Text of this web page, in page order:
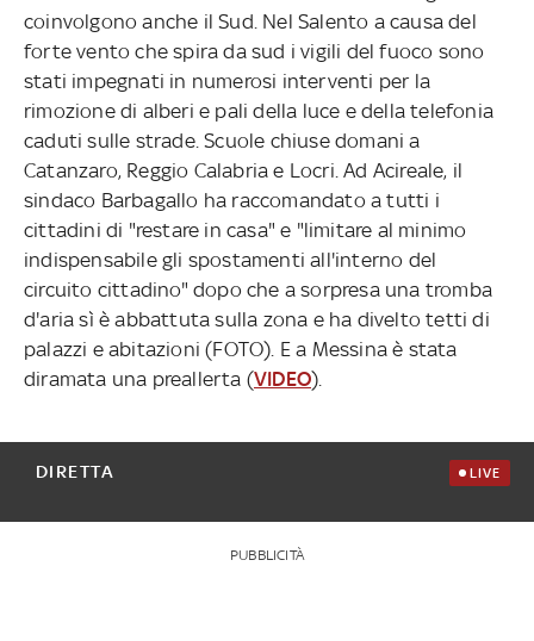
coinvolgono anche il Sud. Nel Salento a causa del
forte vento che spira da sud i vigili del fuoco sono
stati impegnati in numerosi interventi per la
rimozione di alberi e pali della luce e della telefonia
caduti sulle strade. Scuole chiuse domani a
Catanzaro, Reggio Calabria e Locri. Ad Acireale, il
sindaco Barbagallo ha raccomandato a tutti i
cittadini di "restare in casa" e "limitare al minimo
indispensabile gli spostamenti all'interno del
circuito cittadino" dopo che a sorpresa una tromba
d'aria sì è abbattuta sulla zona e ha divelto tetti di
palazzi e abitazioni (FOTO). E a Messina è stata
diramata una preallerta (VIDEO).
DIRETTA LIVE
PUBBLICITÀ